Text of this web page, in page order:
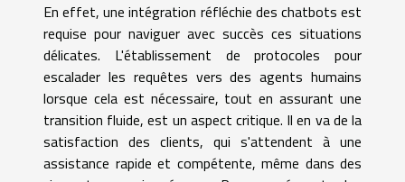
En effet, une intégration réfléchie des chatbots est
requise pour naviguer avec succès ces situations
délicates. L'établissement de protocoles pour
escalader les requêtes vers des agents humains
lorsque cela est nécessaire, tout en assurant une
transition fluide, est un aspect critique. Il en va de la
satisfaction des clients, qui s'attendent à une
assistance rapide et compétente, même dans des